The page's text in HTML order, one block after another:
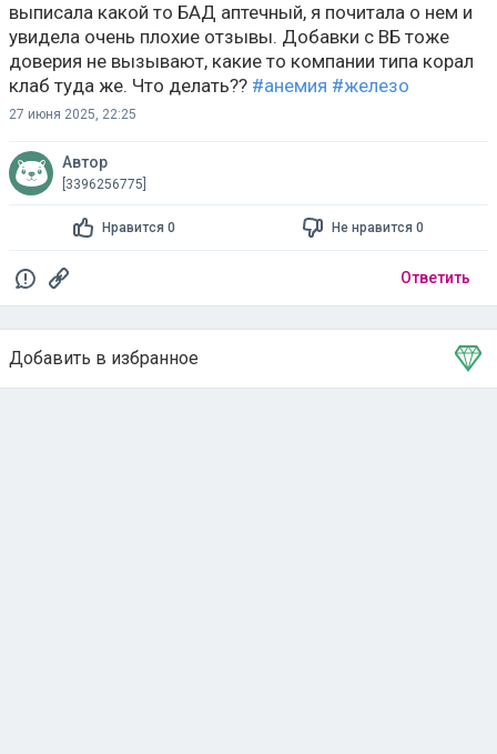
выписала какой то БАД аптечный, я почитала о нем и
увидела очень плохие отзывы. Добавки с ВБ тоже
доверия не вызывают, какие то компании типа корал
клаб туда же. Что делать?? #анемия #железо
27 июня 2025, 22:25
Автор
[3396256775]
Нравится 0 Не нравится 0
Ответить
Добавить в избранное
Тема в избранном